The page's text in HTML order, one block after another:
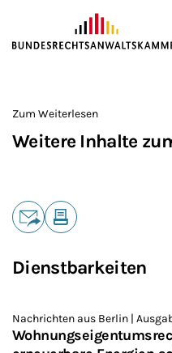
ZUM HAUPTINHALT
Zum Weiterlesen
Weitere Inhalte
Teilen
Dienstbarkeiten
Nachrichten aus Berlin |